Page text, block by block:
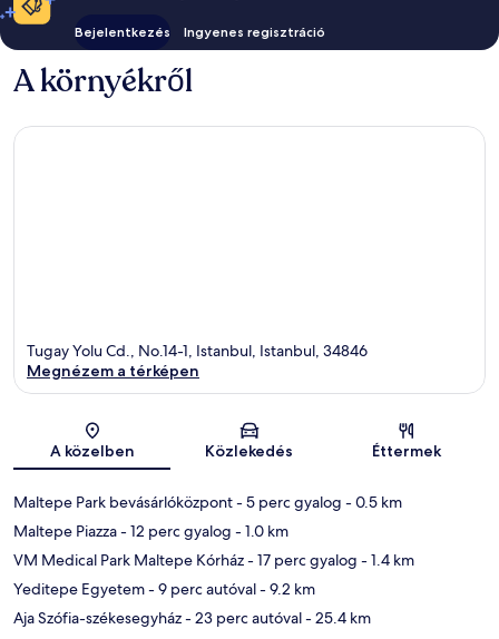
Bejelentkezés Ingyenes regisztráció
A környékről
Térkép
Tugay Yolu Cd., No.14-1, Istanbul, Istanbul, 34846
Megnézem a térképen
A közelben Közlekedés Éttermek
Maltepe Park bevásárlóközpont- 5 perc gyalog - 0.5 km
Maltepe Piazza- 12 perc gyalog - 1.0 km
VM Medical Park Maltepe Kórház- 17 perc gyalog - 1.4 km
Yeditepe Egyetem- 9 perc autóval- 9.2 km
Aja Szófia-székesegyház- 23 perc autóval- 25.4 km